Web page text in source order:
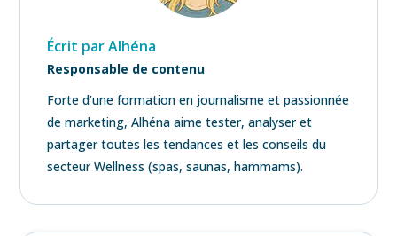
Écrit par Alhéna
Responsable de contenu
Forte d’une formation en journalisme et passionnée
de marketing, Alhéna aime tester, analyser et
partager toutes les tendances et les conseils du
secteur Wellness (spas, saunas, hammams).